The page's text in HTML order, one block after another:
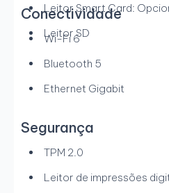
Leitor Smart Card:
Leitor SD
Conectividade
Wi-Fi 6
Bluetooth 5
Ethernet Gigabit
Segurança
TPM 2.0
Leitor de impressões